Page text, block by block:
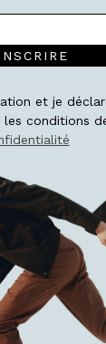
et je
conditions